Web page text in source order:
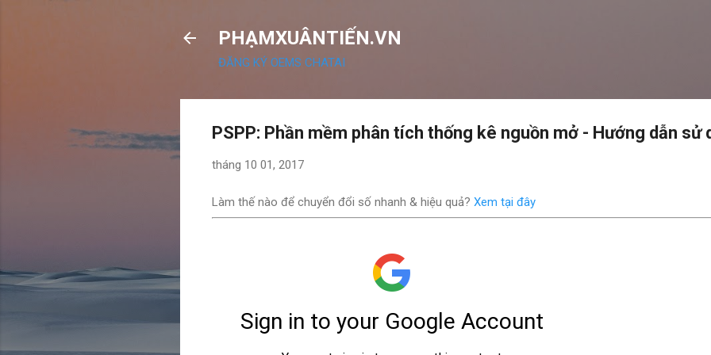
PHẠMXUÂNTIẾN.VN
ĐĂNG KÝ OEMS CHATAI
PSPP: Phần mềm phân tích thống kê nguồn mở - Hướng dẫn sử
tháng 10 01, 2017
Làm thế nào để chuyển đổi số nhanh & hiệu quả? Xem tại đây